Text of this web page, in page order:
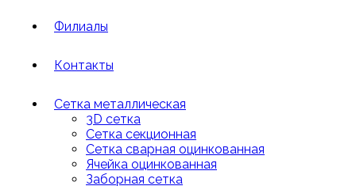
Филиалы
Контакты
Сетка металлическая
3D сетка
Cетка cекционная
Сетка сварная оцинкованная
Ячейка оцинкованная
Заборная сетка